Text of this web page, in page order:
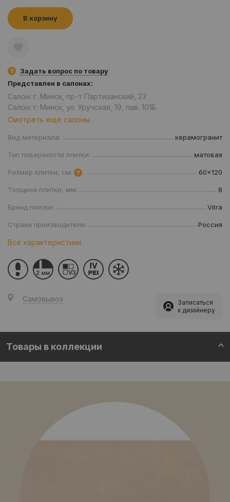
В корзину
Задать вопрос по товару
Представлен в салонах:
Салон: г. Минск, пр-т Партизанский, 23
Салон: г. Минск, ул. Уручская, 19, пав. 101Б
Смотреть ещё салоны
Вид материала: керамогранит
Тип поверхности плитки: матовая
Размер плитки, см: 60x120
Толщина плитки, мм: 8
Бренд плитки: Vitra
Страна производителя: Россия
Все характеристики
Самовывоз
Записаться
к дизайнеру
Товары в коллекции